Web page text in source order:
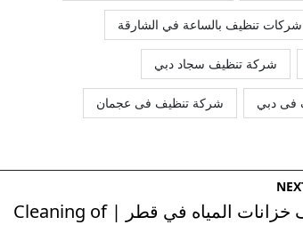
شركات تنظيف بالساعة في الشارقة
شركة تنظيف سجاد دبي
فى دبي شركة تنظيف فى عجمان
تنظيف خزانات المياه في قطر | Cleaning of